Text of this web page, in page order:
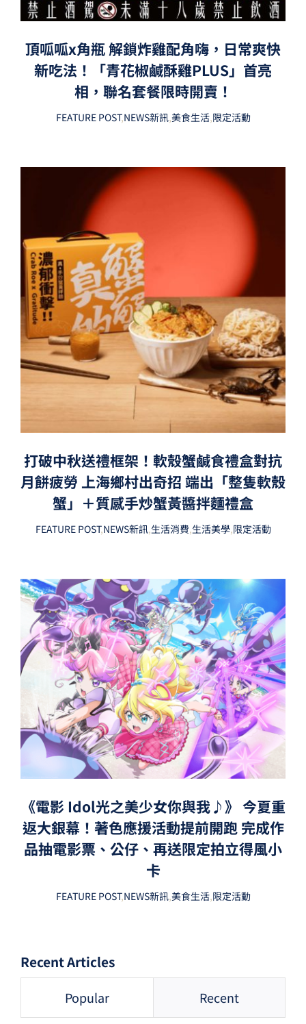
頂呱呱x角瓶 解鎖炸雞配角嗨，日常爽快
新吃法！「青花椒鹹酥雞PLUS」首亮
相，聯名套餐限時開賣！
FEATURE POST,NEWS新訊,美食生活,限定活動
打破中秋送禮框架！軟殼蟹鹹食禮盒對抗
月餅疲勞 上海鄉村出奇招 端出「整隻軟殼
蟹」＋質感手炒蟹黃醬拌麵禮盒
FEATURE POST,NEWS新訊,生活消費,生活美學,限定活動
《電影 Idol光之美少女你與我♪》 今夏重
返大銀幕！著色應援活動提前開跑 完成作
品抽電影票、公仔、再送限定拍立得風小
卡
FEATURE POST,NEWS新訊,美食生活,限定活動
Recent Articles
Popular Recent